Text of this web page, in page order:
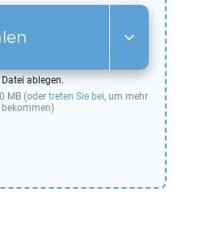
ablegen.
MB (oder treten Sie bei, um mehr
bekommen)